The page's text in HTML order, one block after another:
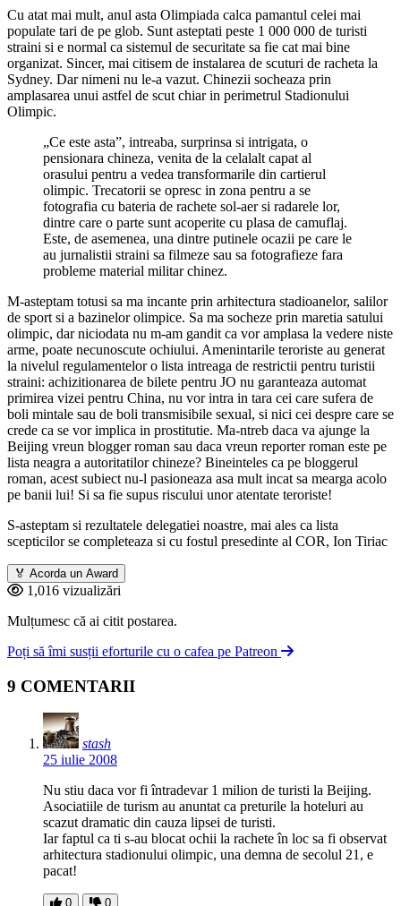
Cu atat mai mult, anul asta Olimpiada calca pamantul celei mai
populate tari de pe glob. Sunt asteptati peste 1 000 000 de turisti
straini si e normal ca sistemul de securitate sa fie cat mai bine
organizat. Sincer, mai citisem de instalarea de scuturi de racheta la
Sydney. Dar nimeni nu le-a vazut. Chinezii socheaza prin
amplasarea unui astfel de scut chiar in perimetrul Stadionului
Olimpic.
„Ce este asta”, intreaba, surprinsa si intrigata, o
pensionara chineza, venita de la celalalt capat al
orasului pentru a vedea transformarile din cartierul
olimpic. Trecatorii se opresc in zona pentru a se
fotografia cu bateria de rachete sol-aer si radarele lor,
dintre care o parte sunt acoperite cu plasa de camuflaj.
Este, de asemenea, una dintre putinele ocazii pe care le
au jurnalistii straini sa filmeze sau sa fotografieze fara
probleme material militar chinez.
M-asteptam totusi sa ma incante prin arhitectura stadioanelor, salilor
de sport si a bazinelor olimpice. Sa ma socheze prin maretia satului
olimpic, dar niciodata nu m-am gandit ca vor amplasa la vedere niste
arme, poate necunoscute ochiului. Amenintarile teroriste au generat
la nivelul regulamentelor o lista intreaga de restrictii pentru turistii
straini: achizitionarea de bilete pentru JO nu garanteaza automat
primirea vizei pentru China, nu vor intra in tara cei care sufera de
boli mintale sau de boli transmisibile sexual, si nici cei despre care se
crede ca se vor implica in prostitutie. Ma-ntreb daca va ajunge la
Beijing vreun blogger roman sau daca vreun reporter roman este pe
lista neagra a autoritatilor chineze? Bineinteles ca pe bloggerul
roman, acest subiect nu-l pasioneaza asa mult incat sa mearga acolo
pe banii lui! Si sa fie supus riscului unor atentate teroriste!
S-asteptam si rezultatele delegatiei noastre, mai ales ca lista
scepticilor se completeaza si cu fostul presedinte al COR, Ion Tiriac
🏅 Acorda un Award
1,016 vizualizări
Mulțumesc că ai citit postarea.
Poți să îmi susții eforturile cu o cafea pe Patreon
9 COMENTARII
stash
25 iulie 2008
Nu stiu daca vor fi întradevar 1 milion de turisti la Beijing.
Asociatiile de turism au anuntat ca preturile la hoteluri au
scazut dramatic din cauza lipsei de turisti.
Iar faptul ca ti s-au blocat ochii la rachete în loc sa fi observat
arhitectura stadionului olimpic, una demna de secolul 21, e
pacat!
0 0